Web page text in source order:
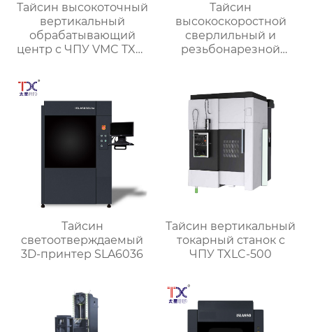
Тайсин высокоточный
вертикальный
обрабатывающий
центр с ЧПУ VMC TXP-
Тайсин
высокоскоростной
сверлильный и
резьбонарезной
Тайсин
светоотверждаемый
3D-принтер SLA6036
Тайсин вертикальный
токарный станок с
ЧПУ TXLC-500